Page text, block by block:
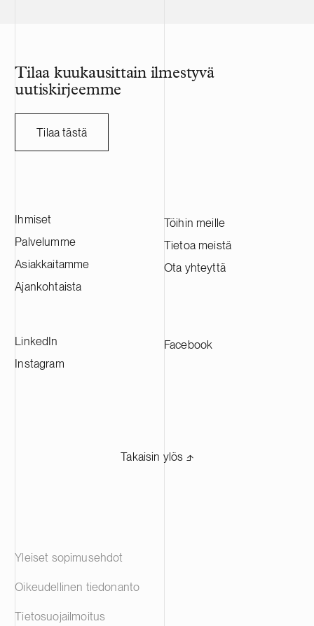
Tilaa kuukausittain ilmestyvä
uutiskirjeemme
Tilaa tästä
Ihmiset
Palvelumme
Asiakkaitamme
Ajankohtaista
Töihin meille
Tietoa meistä
Ota yhteyttä
LinkedIn
Instagram
Facebook
Takaisin ylös ⬏
Yleiset sopimusehdot
Oikeudellinen tiedonanto
Tietosuojailmoitus